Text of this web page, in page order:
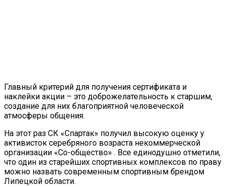
Главный критерий для получения сертификата и
наклейки акции – это доброжелательность к старшим,
создание для них благоприятной человеческой
атмосферы общения.
На этот раз СК «Спартак» получил высокую оценку у
активисток серебряного возраста некоммерческой
организации «Со-общество» . Все единодушно отметили,
что один из старейших спортивных комплексов по праву
можно назвать современным спортивным брендом
Липецкой области.